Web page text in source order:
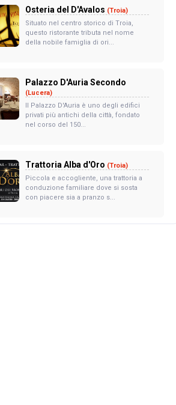
Osteria del D'Avalos (Troia)
Situato nel centro storico di Troia,
questo ristorante tributa nel nome
della nobile famiglia di ori...
Palazzo D'Auria Secondo
(Lucera)
Il Palazzo D'Auria è uno degli edifici
privati più antichi della città, fondato
nel corso del 150...
Trattoria Alba d'Oro (Troia)
Piccola e accogliente, una trattoria a
conduzione familiare dove si sosta
con piacere sia a pranzo s...